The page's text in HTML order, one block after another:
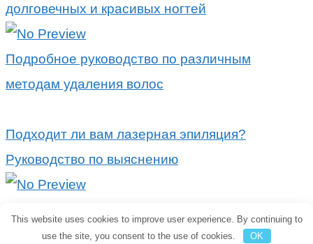
долговечных и красивых ногтей
Подробное руководство по различным
методам удаления волос
Подходит ли вам лазерная эпиляция?
Руководство по выяснению
преимущества лазерной эпиляции
This website uses cookies to improve user experience. By continuing to
use the site, you consent to the use of cookies.
OK